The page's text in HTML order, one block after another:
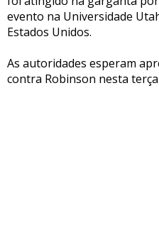
evento na Universidade
Estados Unidos.
As autoridades esperam
contra Robinson nesta